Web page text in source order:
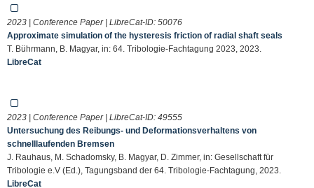
2023 | Conference Paper | LibreCat-ID: 50076
Approximate simulation of the hysteresis friction of radial shaft seals
T. Bührmann, B. Magyar, in: 64. Tribologie-Fachtagung 2023, 2023.
LibreCat
2023 | Conference Paper | LibreCat-ID: 49555
Untersuchung des Reibungs- und Deformationsverhaltens von
schnelllaufenden Bremsen
J. Rauhaus, M. Schadomsky, B. Magyar, D. Zimmer, in: Gesellschaft für
Tribologie e.V (Ed.), Tagungsband der 64. Tribologie-Fachtagung, 2023.
LibreCat